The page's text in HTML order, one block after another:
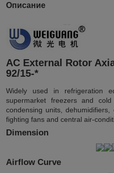
Описание
AC External Rotor
92/15-*
Widely used in refrigeration
supermarket freezers and
condensing units,
fighting fans and central air-
Dimension
Airflow Curve